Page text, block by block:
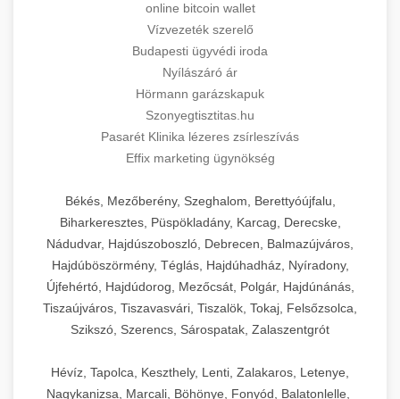
online bitcoin wallet
Vízvezeték szerelő
Budapesti ügyvédi iroda
Nyílászáró ár
Hörmann garázskapuk
Szonyegtisztitas.hu
Pasarét Klinika lézeres zsírleszívás
Effix marketing ügynökség
Békés, Mezőberény, Szeghalom, Berettyóújfalu,
Biharkeresztes, Püspökladány, Karcag, Derecske,
Nádudvar, Hajdúszoboszló, Debrecen, Balmazújváros,
Hajdúböszörmény, Téglás, Hajdúhadház, Nyíradony,
Újfehértó, Hajdúdorog, Mezőcsát, Polgár, Hajdúnánás,
Tiszaújváros, Tiszavasvári, Tiszalök, Tokaj, Felsőzsolca,
Szikszó, Szerencs, Sárospatak, Zalaszentgrót
Hévíz, Tapolca, Keszthely, Lenti, Zalakaros, Letenye,
Nagykanizsa, Marcali, Böhönye, Fonyód, Balatonlelle,